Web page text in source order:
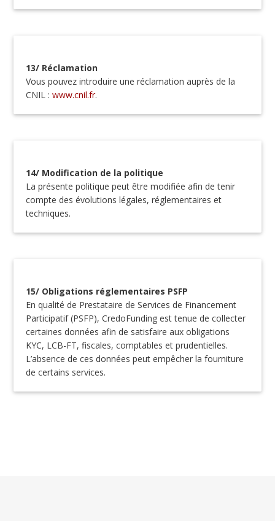
13/ Réclamation
Vous pouvez introduire une réclamation auprès de la
CNIL :www.cnil.fr.
14/ Modification de la politique
La présente politique peut être modifiée afin de tenir
compte des évolutions légales, réglementaires et
techniques.
15/ Obligations réglementaires PSFP
En qualité de Prestataire de Services de Financement
Participatif (PSFP), CredoFunding est tenue de collecter
certaines données afin de satisfaire aux obligations
KYC, LCB-FT, fiscales, comptables et prudentielles.
L’absence de ces données peut empêcher la fourniture
de certains services.